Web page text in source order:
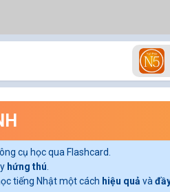
cụ học qua Flashcard.
hứng thú.
tiếng Nhật một cách hiệu quả và